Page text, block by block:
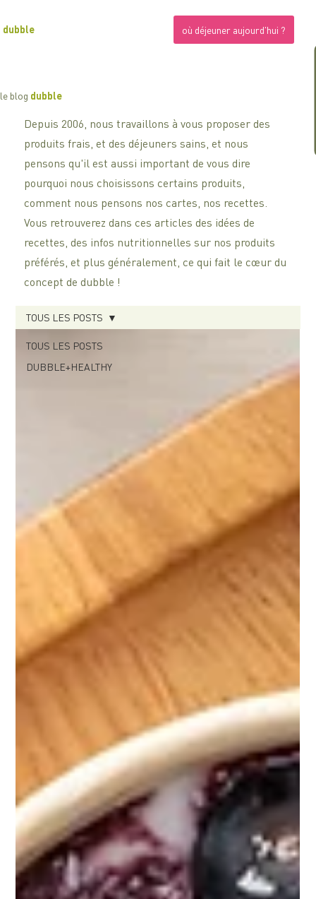
où déjeuner aujourd'hui ?
dubble
TOUS LES POSTS
DUBBLE+HEALTHY
TOUS LES POSTS
Depuis 2006, nous travaillons à vous proposer des
produits frais, et des déjeuners sains, et nous
pensons qu'il est aussi important de vous dire
pourquoi nous choisissons certains produits,
comment nous pensons nos cartes, nos recettes.
Vous retrouverez dans ces articles des idées de
recettes, des infos nutritionnelles sur nos produits
préférés, et plus généralement, ce qui fait le cœur du
concept de dubble !
le blog dubble